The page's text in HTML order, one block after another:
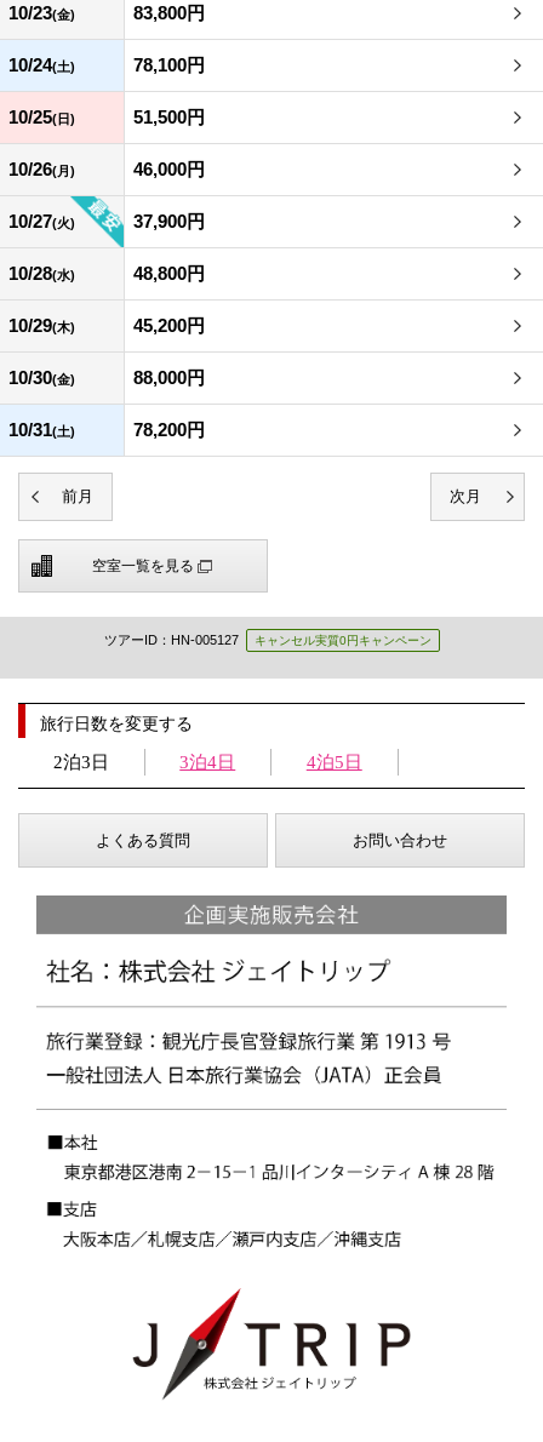
10/23(金) 83,800円
10/24(土) 78,100円
10/25(日) 51,500円
10/26(月) 46,000円
10/27(火) 37,900円
10/28(水) 48,800円
10/29(木) 45,200円
10/30(金) 88,000円
10/31(土) 78,200円
空室一覧を見る
ツアーID：HN-005127 キャンセル実質0円キャンペーン
旅行日数を変更する
2泊3日 3泊4日 4泊5日
よくある質問 お問い合わせ